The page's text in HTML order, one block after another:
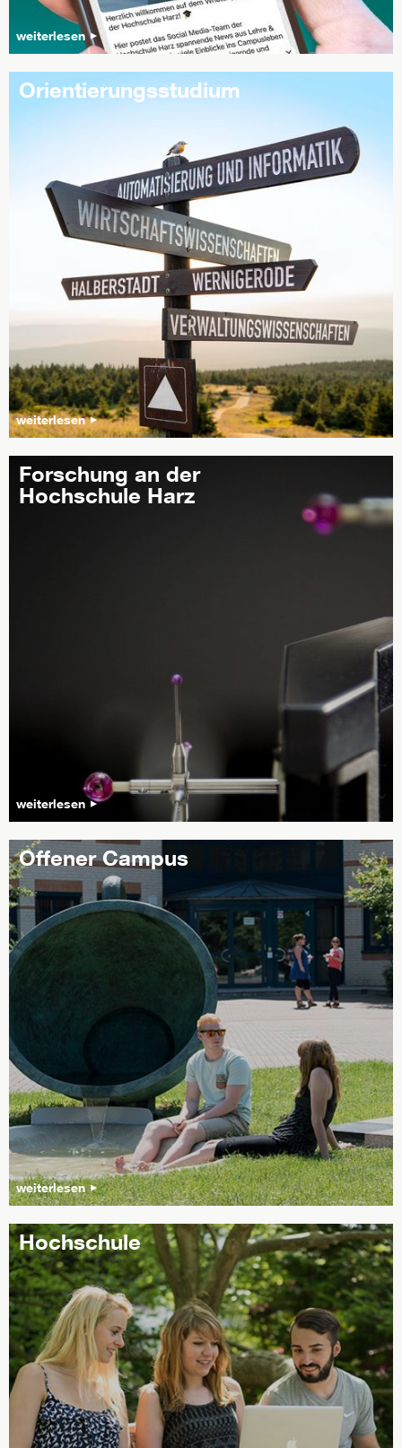
weiterlesen
Orientierungsstudium
weiterlesen
Forschung an der
Hochschule Harz
weiterlesen
Offener Campus
weiterlesen
Hochschule